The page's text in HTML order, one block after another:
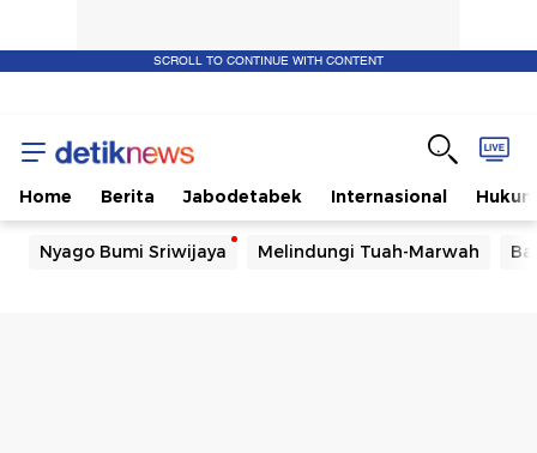
SCROLL TO CONTINUE WITH CONTENT
Home Berita Jabodetabek Internasional Hukum
Nyago Bumi Sriwijaya Melindungi Tuah-Marwah